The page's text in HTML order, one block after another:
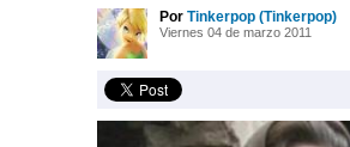
Por Tinkerpop (Tinkerpop)
Viernes 04 de marzo 2011